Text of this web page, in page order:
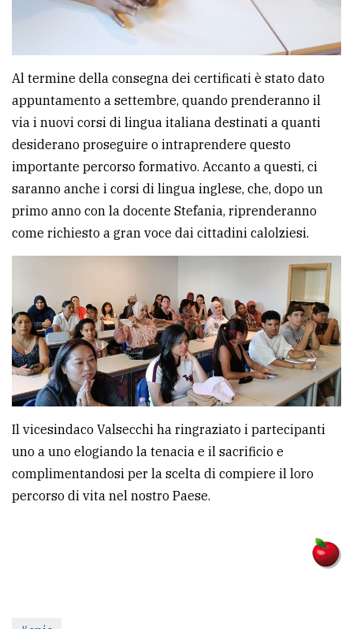
Al termine della consegna dei certificati è stato dato
appuntamento a settembre, quando prenderanno il
via i nuovi corsi di lingua italiana destinati a quanti
desiderano proseguire o intraprendere questo
importante percorso formativo. Accanto a questi, ci
saranno anche i corsi di lingua inglese, che, dopo un
primo anno con la docente Stefania, riprenderanno
come richiesto a gran voce dai cittadini calolziesi.
Il vicesindaco Valsecchi ha ringraziato i partecipanti
uno a uno elogiando la tenacia e il sacrificio e
complimentandosi per la scelta di compiere il loro
percorso di vita nel nostro Paese.